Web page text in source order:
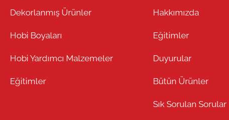
Dekorlanmış Ürünler
Hobi Boyaları
Hobi Yardımcı Malzemeler
Eğitimler
Hakkımızda
Eğitimler
Duyurular
Bütün Ürünler
Sık Sorulan Sorular